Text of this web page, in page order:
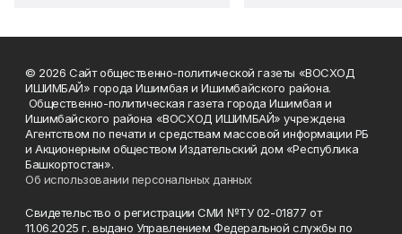
© 2026 Сайт общественно-политической газеты «ВОСХОД
ИШИМБАЙ» города Ишимбая и Ишимбайского района.
Общественно-политическая газета города Ишимбая и
Ишимбайского района «ВОСХОД ИШИМБАЙ» учреждена
Агентством по печати и средствам массовой информации РБ
и Акционерным обществом Издательский дом «Республика
Башкортостан».
Об использовании персональных данных
Свидетельство о регистрации СМИ №ТУ 02-01877 от
11.06.2025 г. выдано Управлением Федеральной службы по